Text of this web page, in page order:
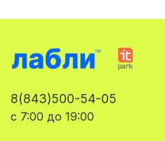
8(843)500-54-05
с 7:00 до 19:00